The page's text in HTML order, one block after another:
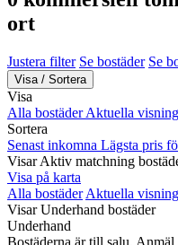
ort
Justera filter Se bostäder Se
Visa / Sortera
Visa
Alla bostäderAktuella
Sortera
Senast inkomna Lägsta pris
Visar Aktiv matchning
Visa på karta
Alla bostäder Aktuella
Visar Underhand bostäder
Underhand